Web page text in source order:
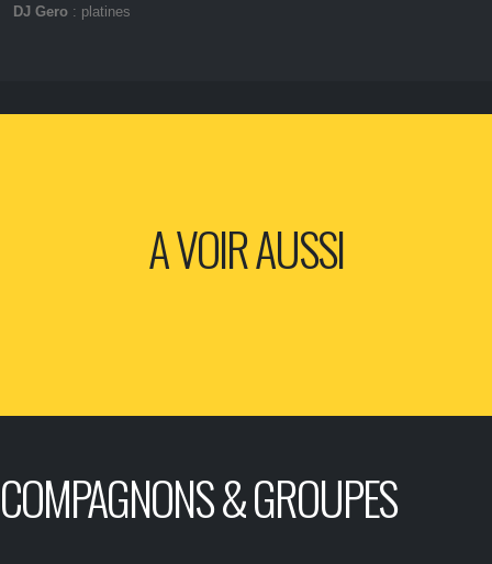
DJ Gero : platines
A VOIR AUSSI
COMPAGNONS & GROUPES